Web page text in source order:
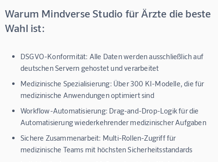
Warum Mindverse Studio für Ärzte die beste
Wahl ist:
DSGVO-Konformität: Alle Daten werden ausschließlich auf
deutschen Servern gehostet und verarbeitet
Medizinische Spezialisierung: Über 300 KI-Modelle, die für
medizinische Anwendungen optimiert sind
Workflow-Automatisierung: Drag-and-Drop-Logik für die
Automatisierung wiederkehrender medizinischer Aufgaben
Sichere Zusammenarbeit: Multi-Rollen-Zugriff für
medizinische Teams mit höchsten Sicherheitsstandards